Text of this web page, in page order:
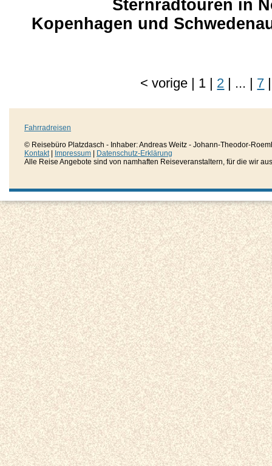
Sternradtouren in
Kopenhagen und
<vorige | 1 | 2 | ... | 7 |
Fahrradreisen
© Reisebüro Platzdasch - Inhaber: Andreas Weitz - Johann-Theodor-
Kontakt| Impressum
Datenschutz-Erklärung
Alle Reise Angebote sind von namhaften Reiseveranstaltern, für die wir